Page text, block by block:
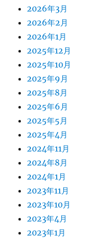
2026年3月
2026年2月
2026年1月
2025年12月
2025年10月
2025年9月
2025年8月
2025年6月
2025年5月
2025年4月
2024年11月
2024年8月
2024年1月
2023年11月
2023年10月
2023年4月
2023年1月